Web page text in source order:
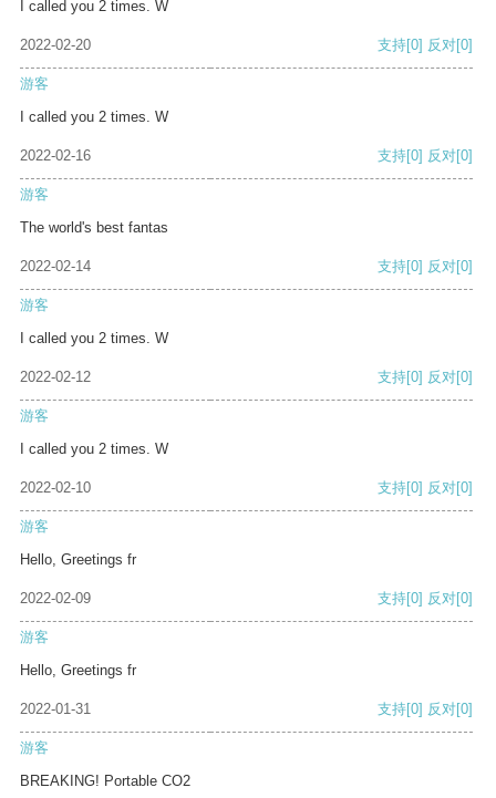
I called you 2 times. W
2022-02-20 支持[0] 反对[0]
游客
I called you 2 times. W
2022-02-16 支持[0] 反对[0]
游客
The world's best fantas
2022-02-14 支持[0] 反对[0]
游客
I called you 2 times. W
2022-02-12 支持[0] 反对[0]
游客
I called you 2 times. W
2022-02-10 支持[0] 反对[0]
游客
Hello, Greetings fr
2022-02-09 支持[0] 反对[0]
游客
Hello, Greetings fr
2022-01-31 支持[0] 反对[0]
游客
BREAKING! Portable CO2